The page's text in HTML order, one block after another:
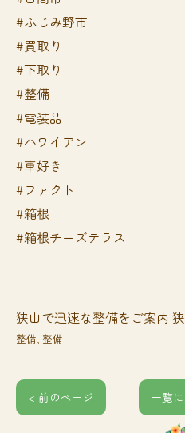
#ふじみ野市
#買取り
#下取り
#整備
#電装品
#ハワイアン
#車好き
#ファクト
#箱根
#箱根チーズテラス
狭山で迅速な整備をご案内
整備 整備
< 前のページ 一覧